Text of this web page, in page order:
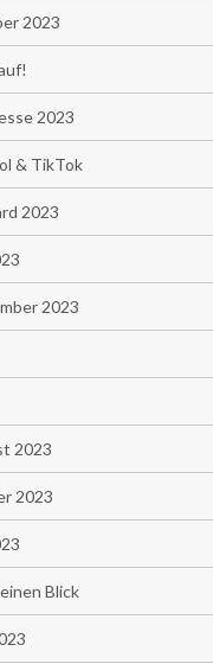
2023
2023
& TikTok
2023
2023
2023
2023
Blick